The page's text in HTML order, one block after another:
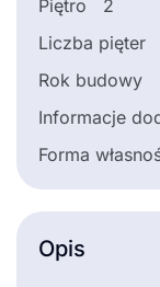
Piętro
2
Liczba pięter
Rok budowy
Informacje
Forma
Opis